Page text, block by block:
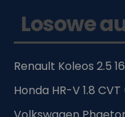
Losowe
Renault Koleos 2.5
Honda HR-V 1.8